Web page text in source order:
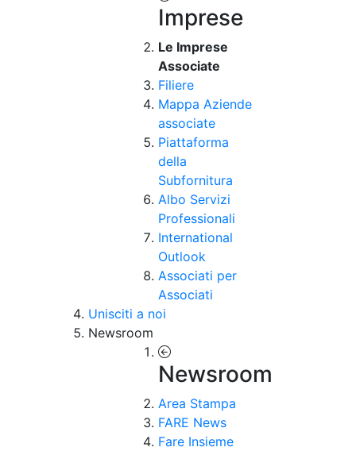
Imprese
Le Imprese
Associate
Filiere
Mappa Aziende
associate
Piattaforma
della
Subfornitura
Albo Servizi
Professionali
International
Outlook
Associati per
Associati
Unisciti a noi
Newsroom
Newsroom
Area Stampa
FARE News
Fare Insieme